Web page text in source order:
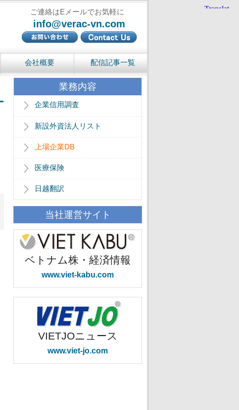
ご連絡はEメールでお気軽に
info@verac-vn.com
会社概要 配信記事一覧
業務内容
企業信用調査
新設外資法人リスト
上場企業DB
医療保険
日越翻訳
当社運営サイト
ベトナム株・経済情報
www.viet-kabu.com
VIETJOニュース
www.viet-jo.com